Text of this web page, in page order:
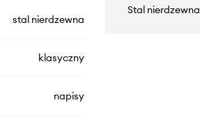
stal nierdzewna
klasyczny
napisy
Stal nierdzewna